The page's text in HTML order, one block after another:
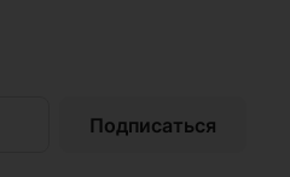
Подписаться